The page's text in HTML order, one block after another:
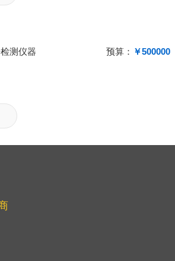
测仪器 预算： ￥500000